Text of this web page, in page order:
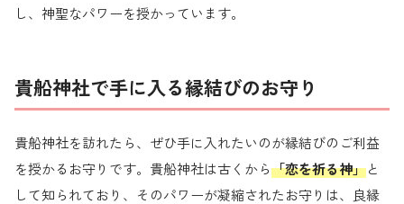
し、神聖なパワーを授かっています。
貴船神社で手に入る縁結びのお守り
貴船神社を訪れたら、ぜひ手に入れたいのが縁結びのご利益
を授かるお守りです。貴船神社は古くから「恋を祈る神」と
して知られており、そのパワーが凝縮されたお守りは、良縁